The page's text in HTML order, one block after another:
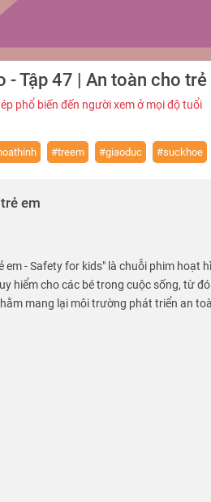
- Tập 47 | An toàn cho trẻ
phổ biến đến người xem ở mọi độ tuổi
#treem #giaoduc #suckhoe
em
em - Safety for kids" là chuỗi phim hoạt
hiểm cho các bé trong cuộc sống, từ
mang lại môi trường phát triển an